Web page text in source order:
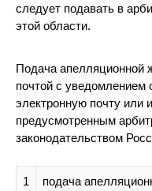
следует подавать в
этой области.
Подача апелляционной
почтой с уведомлением
электронную почту или
предусмотренным
законодательством
1 подача